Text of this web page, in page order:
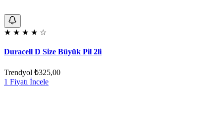
★ ★ ★ ★ ☆
Duracell D Size Büyük Pil 2li
Trendyol ₺325,00
1 Fiyatı İncele